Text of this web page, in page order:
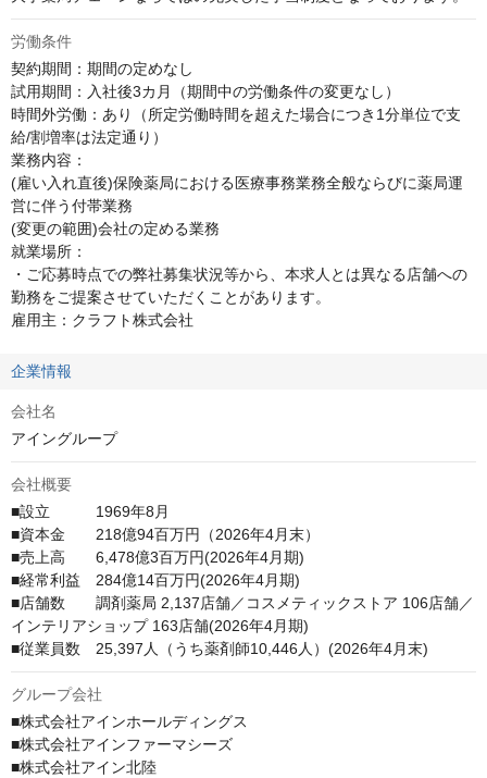
労働条件
契約期間：期間の定めなし
試用期間：入社後3カ月（期間中の労働条件の変更なし）
時間外労働：あり（所定労働時間を超えた場合につき1分単位で支
給/割増率は法定通り）
業務内容：
(雇い入れ直後)保険薬局における医療事務業務全般ならびに薬局運
営に伴う付帯業務
(変更の範囲)会社の定める業務
就業場所：
・ご応募時点での弊社募集状況等から、本求人とは異なる店舗への
勤務をご提案させていただくことがあります。
雇用主：クラフト株式会社
企業情報
会社名
アイングループ
会社概要
■設立　　　1969年8月
■資本金　　218億94百万円（2026年4月末）
■売上高　　6,478億3百万円(2026年4月期)
■経常利益　284億14百万円(2026年4月期)
■店舗数　　調剤薬局 2,137店舗／コスメティックストア 106店舗／
インテリアショップ 163店舗(2026年4月期)
■従業員数　25,397人（うち薬剤師10,446人）(2026年4月末)
グループ会社
■株式会社アインホールディングス
■株式会社アインファーマシーズ
■株式会社アイン北陸